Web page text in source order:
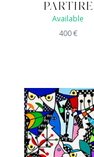
PARTIRE
Available
400€